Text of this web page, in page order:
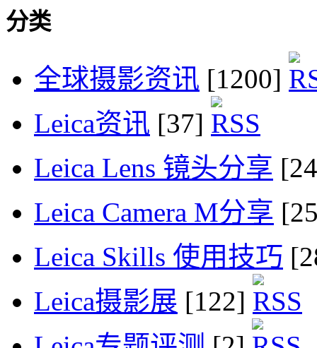
分类
全球摄影资讯 [1200]
Leica资讯 [37]
Leica Lens 镜头分享
Leica Camera M分享
Leica Skills 使用技巧
Leica摄影展 [122]